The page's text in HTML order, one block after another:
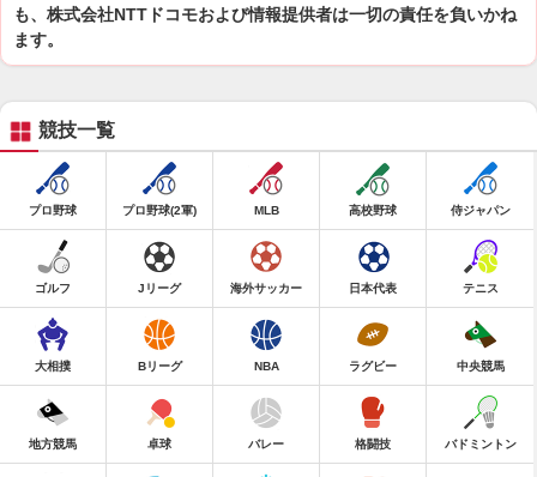
も、株式会社NTTドコモおよび情報提供者は一切の責任を負いかね
ます。
競技一覧
プロ野球 プロ野球(2軍) MLB 高校野球 侍ジャパン
ゴルフ Jリーグ 海外サッカー 日本代表 テニス
大相撲 Bリーグ NBA ラグビー 中央競馬
地方競馬 卓球 バレー 格闘技 バドミントン